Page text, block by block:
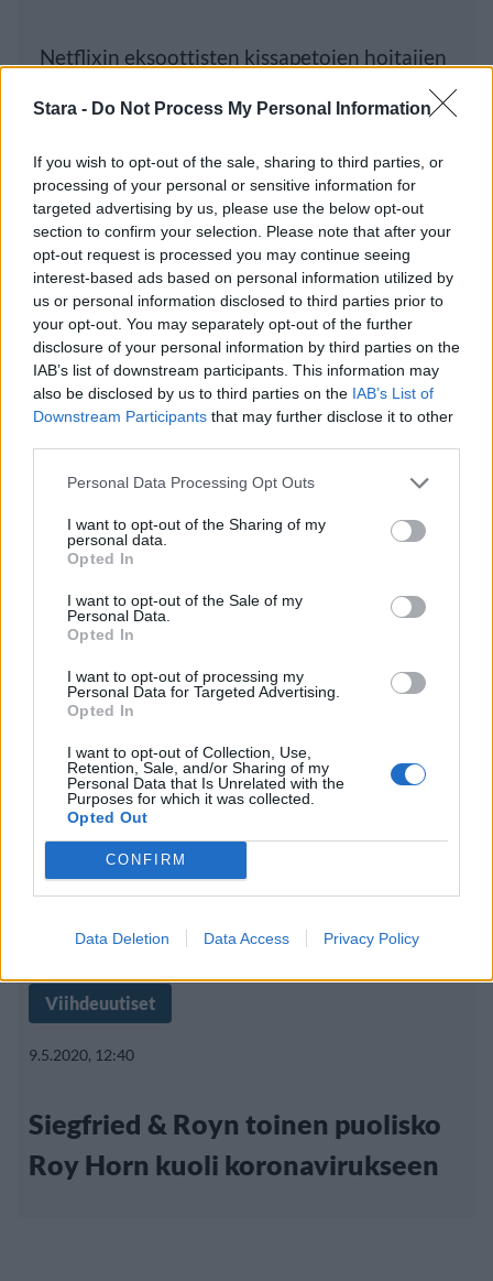
Stara - Do Not Process My Personal Information
If you wish to opt-out of the sale, sharing to third parties, or
processing of your personal or sensitive information for
targeted advertising by us, please use the below opt-out
section to confirm your selection. Please note that after your
opt-out request is processed you may continue seeing
interest-based ads based on personal information utilized by
us or personal information disclosed to third parties prior to
your opt-out. You may separately opt-out of the further
disclosure of your personal information by third parties on the
IAB’s list of downstream participants. This information may
also be disclosed by us to third parties on the IAB’s List of
Downstream Participants that may further disclose it to other
Personal Data Processing Opt Outs
I want to opt-out of the Sharing of my
personal data.
Opted In
I want to opt-out of the Sale of my
Personal Data.
Opted In
I want to opt-out of processing my
Personal Data for Targeted Advertising.
Opted In
I want to opt-out of Collection, Use,
Retention, Sale, and/or Sharing of my
Personal Data that Is Unrelated with the
Purposes for which it was collected.
Opted Out
CONFIRM
Data Deletion Data Access Privacy Policy
Netflixin eksoottisten kissapetojen hoitajien
villistä elämästä kertova Tiger King -
Luetuimmat
KUUKAUSI
Leskeneläke ei kuulu kaikille – Kela
muistuttaa tärkeästä ikärajasta
Työnantaja ei hyväksynyt etälääkärin
sairauslomatodistuksia – neljälle ei
maksettu sairausajan palkkaa
Finnairin lennoista osan lentää jatkossa
toinen lentoyhtiö – matkustajille tärkeä
rajoitus
päättyy – rahat loppuivat
Viihdeuutiset
9.5.2020, 12:40
Siegfried & Royn toinen puolisko
Roy Horn kuoli koronavirukseen